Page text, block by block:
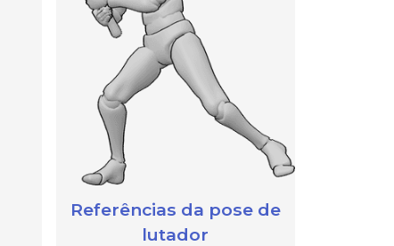
Referências da pose de
lutador